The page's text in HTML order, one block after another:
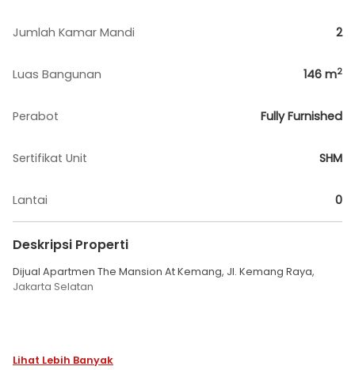
Jumlah Kamar Mandi 2
Luas Bangunan 146 m2
Perabot Fully Furnished
Sertifikat Unit SHM
Lantai 0
Deskripsi Properti
Dijual Apartmen The Mansion At Kemang, Jl. Kemang Raya,
Jakarta Selatan
Lihat Lebih Banyak